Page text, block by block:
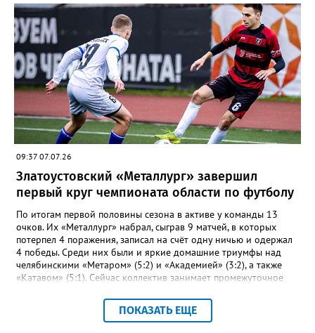
Анастасия Лущикова, Дмитрий Векшин и Макар Смирнов.
Золото на тысяче метрах среди девушек 14–16 лет забрала
Арина Берсенева, чуть отстала от неё Софья Новикова. На трёх
тысячах метров с выбыванием среди юношей первым стал
Ярослав Верещагин, третьим — Михаил Придатченко. А в
заплыве на три тысячи 3000 метров пьедестал оказался
полностью златоустовским. На него поднялись Софья
Колесникова, Арина Берсенева и Елизавета Дубовицкая. Всего
в «Кубке Тургояка» на старт вышли 155 спортсменов из
Златоуста, Миасса, Челябинска, Пласта и Южноуральска.
09:37 07.07.26
Златоустовский «Металлург» завершил
первый круг чемпионата области по футболу
По итогам первой половины сезона в активе у команды 13
очков. Их «Металлург» набрал, сыграв 9 матчей, в которых
потерпел 4 поражения, записал на счёт одну ничью и одержал
4 победы. Среди них были и яркие домашние триумфы над
челябинскими «Метаром» (5:2) и «Академией» (3:2), а также
«Катавом» (5:1). Сейчас коллектив занимает промежуточное
Строкой выше златоустовцев – коркинский «Шахтёр». При
прочих одинаковых показателях двух идущих плечом к плечу
ПОКАЗАТЬ ЕЩЕ